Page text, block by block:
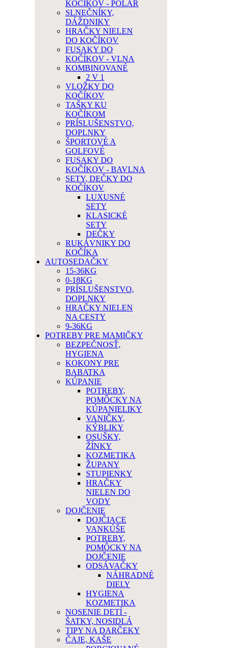
KOČÍKOV - POLAR
SLNEČNÍKY,
DÁŽDNIKY
HRAČKY NIELEN
DO KOČÍKOV
FUSAKY DO
KOČÍKOV - VLNA
KOMBINOVANÉ
2 V 1
VLOŽKY DO
KOČÍKOV
TAŠKY KU
KOČÍKOM
PRÍSLUŠENSTVO,
DOPLNKY
ŠPORTOVÉ A
GOLFOVÉ
FUSAKY DO
KOČÍKOV - BAVLNA
SETY, DEČKY DO
KOČÍKOV
LUXUSNÉ
SETY
KLASICKÉ
SETY
DEČKY
RUKÁVNIKY DO
KOČÍKA
AUTOSEDAČKY
15-36KG
0-18KG
PRÍSLUŠENSTVO,
DOPLNKY
HRAČKY NIELEN
NA CESTY
9-36KG
POTREBY PRE MAMIČKY
BEZPEČNOSŤ,
HYGIENA
KOKONY PRE
BABATKA
KÚPANIE
POTREBY,
POMÔCKY NA
KÚPANIELIKY
VANIČKY,
KÝBLIKY
OSUŠKY,
ŽÍNKY
KOZMETIKA
ŽUPANY
STUPIENKY
HRAČKY
NIELEN DO
VODY
DOJČENIE
DOJČIACE
VANKÚŠE
POTREBY,
POMÔCKY NA
DOJČENIE
ODSÁVAČKY
NÁHRADNÉ
DIELY
HYGIENA
KOZMETIKA
NOSENIE DETÍ -
ŠATKY, NOSIDLÁ
TIPY NA DARČEKY
ČAJE, KAŠE